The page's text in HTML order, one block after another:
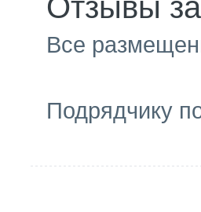
Отзывы
Все
Подрядчику